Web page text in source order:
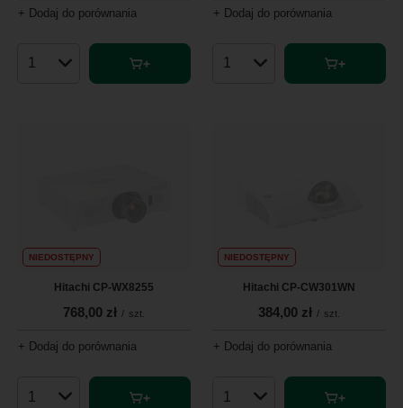
+ Dodaj do porównania
Ilość produktów
+ Dodaj do porównania
Ilość produktów
NIEDOSTĘPNY
Hitachi CP-WX8255
768,00 zł / szt.
+ Dodaj do porównania
Ilość produktów
NIEDOSTĘPNY
Hitachi CP-CW301WN
384,00 zł / szt.
+ Dodaj do porównania
Ilość produktów